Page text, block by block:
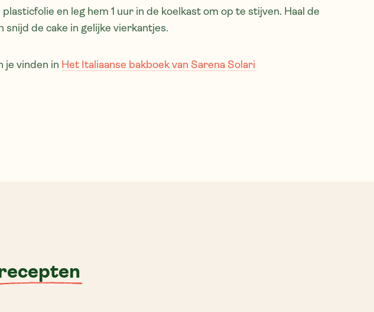
en leg hem 1 uur in de koelkast om op te stijven. Haal de
snijd de cake in gelijke vierkantjes.
je vinden in Het Italiaanse bakboek van Sarena Solari